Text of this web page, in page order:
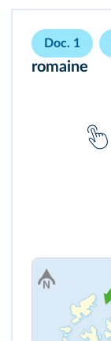
Doc. 1
romaine